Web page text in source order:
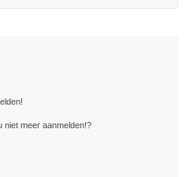
niet meer aanmelden!?